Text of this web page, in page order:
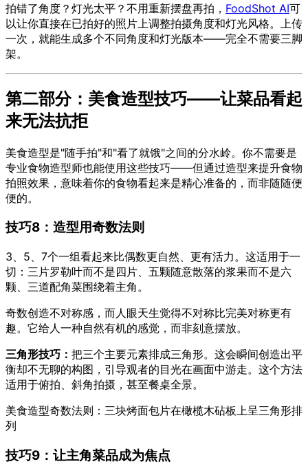
拍错了角度？灯光太平？不用重新摆盘再拍， FoodShot AI可
以让你直接在已拍好的照片上调整拍摄角度和灯光风格。上传
一次，就能生成多个不同角度和灯光版本——完全不需要三脚
架。
第二部分：美食造型技巧——让菜品看起
来无法抗拒
美食造型是"随手拍"和"看了就饿"之间的分水岭。你不需要是
专业食物造型师也能使用这些技巧——但通过造型来提升食物
拍照效果，意味着你的食物看起来是精心准备的，而非随随便
便的。
技巧8：造型用奇数法则
3、5、7个一组看起来比偶数更自然、更有活力。这适用于一
切：三片罗勒叶而不是四片、五颗随意散落的浆果而不是六
颗、三道配角菜围绕着主角。
奇数创造不对称感，而人眼天生觉得不对称比完美对称更有
趣。它给人一种自然有机的感觉，而非刻意摆放。
三角形技巧： 把三个主要元素排成三角形。这会瞬间创造出平
衡却不无聊的构图，引导观者的目光在画面中游走。这个方法
适用于俯拍、斜角拍摄，甚至餐桌全景。
美食造型奇数法则：三块烤面包片在橄榄木砧板上呈三角形排
列
技巧9：让主角菜品成为焦点